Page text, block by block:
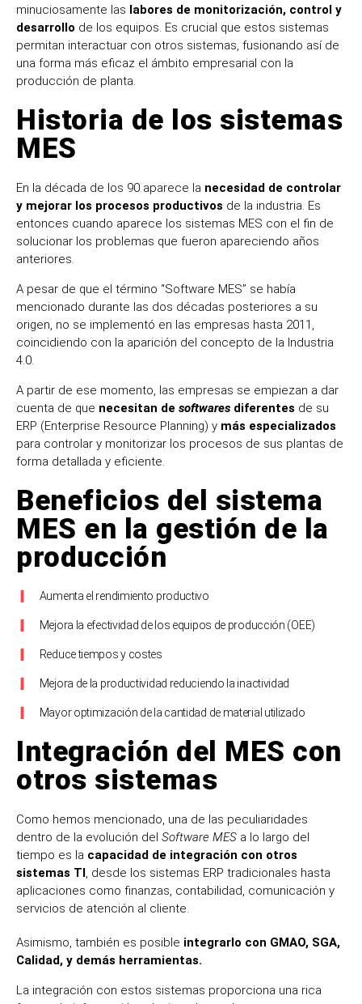
minuciosamente las labores de monitorización, control y
desarrollo de los equipos. Es crucial que estos sistemas
permitan interactuar con otros sistemas, fusionando así de
una forma más eficaz el ámbito empresarial con la
producción de planta.
Historia de los sistemas
MES
En la década de los 90 aparece la necesidad de controlar
y mejorar los procesos productivos de la industria. Es
entonces cuando aparece los sistemas MES con el fin de
solucionar los problemas que fueron apareciendo años
anteriores.
A pesar de que el término “Software MES” se había
mencionado durante las dos décadas posteriores a su
origen, no se implementó en las empresas hasta 2011,
coincidiendo con la aparición del concepto de la Industria
4.0.
A partir de ese momento, las empresas se empiezan a dar
cuenta de que necesitan de softwares diferentes de su
ERP (Enterprise Resource Planning) y más especializados
para controlar y monitorizar los procesos de sus plantas de
forma detallada y eficiente.
Beneficios del sistema
MES en la gestión de la
producción
Aumenta el rendimiento productivo
Mejora la efectividad de los equipos de producción (OEE)
Reduce tiempos y costes
Mejora de la productividad reduciendo la inactividad
Mayor optimización de la cantidad de material utilizado
Integración del MES con
otros sistemas
Como hemos mencionado, una de las peculiaridades
dentro de la evolución del Software MES a lo largo del
tiempo es la capacidad de integración con otros
sistemas TI, desde los sistemas ERP tradicionales hasta
aplicaciones como finanzas, contabilidad, comunicación y
servicios de atención al cliente.
Asimismo, también es posible integrarlo con GMAO, SGA,
Calidad, y demás herramientas.
La integración con estos sistemas proporciona una rica